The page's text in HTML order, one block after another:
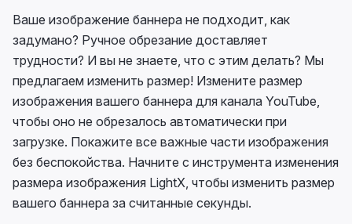
Ваше изображение баннера не подходит, как
задумано? Ручное обрезание доставляет
трудности? И вы не знаете, что с этим делать? Мы
предлагаем изменить размер! Измените размер
изображения вашего баннера для канала YouTube,
чтобы оно не обрезалось автоматически при
загрузке. Покажите все важные части изображения
без беспокойства. Начните с инструмента изменения
размера изображения LightX, чтобы изменить размер
вашего баннера за считанные секунды.